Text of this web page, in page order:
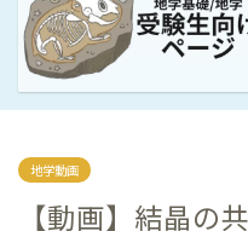
地学動画
【動画】結晶の